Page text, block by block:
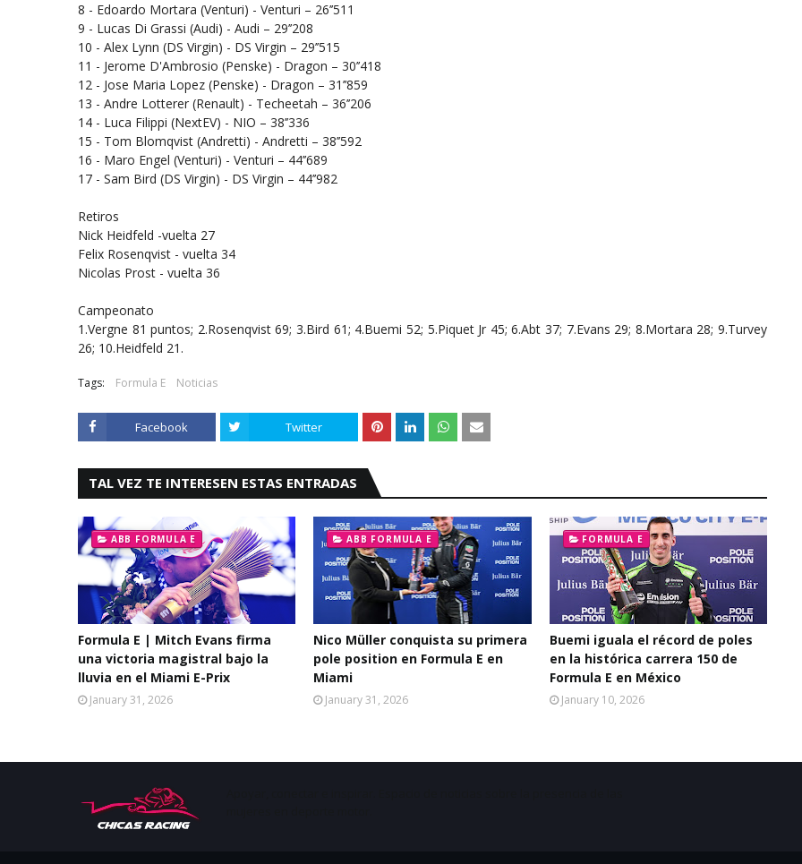
8 - Edoardo Mortara (Venturi) - Venturi – 26’’511
9 - Lucas Di Grassi (Audi) - Audi – 29’’208
10 - Alex Lynn (DS Virgin) - DS Virgin – 29’’515
11 - Jerome D'Ambrosio (Penske) - Dragon – 30’’418
12 - Jose Maria Lopez (Penske) - Dragon – 31’’859
13 - Andre Lotterer (Renault) - Techeetah – 36’’206
14 - Luca Filippi (NextEV) - NIO – 38’’336
15 - Tom Blomqvist (Andretti) - Andretti – 38’’592
16 - Maro Engel (Venturi) - Venturi – 44’’689
17 - Sam Bird (DS Virgin) - DS Virgin – 44’’982
Retiros
Nick Heidfeld -vuelta 27
Felix Rosenqvist - vuelta 34
Nicolas Prost - vuelta 36
Campeonato
1.Vergne 81 puntos; 2.Rosenqvist 69; 3.Bird 61; 4.Buemi 52; 5.Piquet Jr 45; 6.Abt 37; 7.Evans 29; 8.Mortara 28; 9.Turvey
26; 10.Heidfeld 21.
Tags: Formula E Noticias
Facebook Twitter
TAL VEZ TE INTERESEN ESTAS ENTRADAS
ABB FORMULA E
Formula E | Mitch Evans firma
una victoria magistral bajo la
lluvia en el Miami E-Prix
January 31, 2026
ABB FORMULA E
Nico Müller conquista su primera
pole position en Formula E en
Miami
January 31, 2026
FORMULA E
Buemi iguala el récord de poles
en la histórica carrera 150 de
Formula E en México
January 10, 2026